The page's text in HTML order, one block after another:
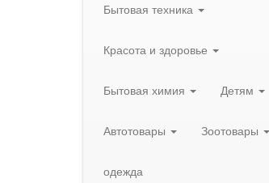
Бытовая техника
Красота и здоровье
Бытовая химия Детям
Автотовары Зоотовары
одежда